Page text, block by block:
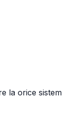
la orice sistem